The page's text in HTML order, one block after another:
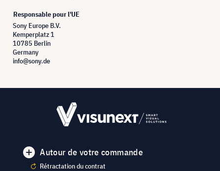
Responsable pour l'UE
Sony Europe B.V.
Kemperplatz 1
10785 Berlin
Germany
info@sony.de
Autour de votre commande
Rétractation du contrat